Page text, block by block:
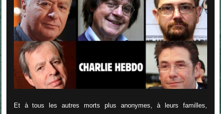
Et à tous les autres morts plus anonymes, à leurs familles,